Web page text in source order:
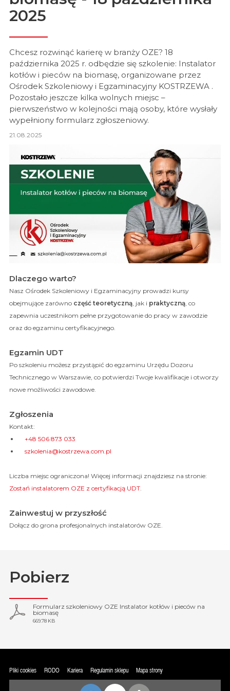
2025
Chcesz rozwinąć karierę w branży OZE? 18
października 2025 r. odbędzie się szkolenie: Instalator
kotłów i pieców na biomasę, organizowane przez
Ośrodek Szkoleniowy i Egzaminacyjny KOSTRZEWA .
Pozostało jeszcze kilka wolnych miejsc –
pierwszeństwo w kolejności mają osoby, które wysłały
wypełniony formularz zgłoszeniowy.
21.08.2025
Dlaczego warto?
Nasz Ośrodek Szkoleniowy i Egzaminacyjny prowadzi kursy
obejmujące zarówno część teoretyczną, jak i praktyczną, co
zapewnia uczestnikom pełne przygotowanie do pracy w zawodzie
oraz do egzaminu certyfikacyjnego.
Egzamin UDT
Po szkoleniu możesz przystąpić do egzaminu Urzędu Dozoru
Technicznego w Warszawie, co potwierdzi Twoje kwalifikacje i otworzy
nowe możliwości zawodowe.
Zgłoszenia
Kontakt:
+48 506 873 033
szkolenia@kostrzewa.com.pl
Liczba miejsc ograniczona! Więcej informacji znajdziesz na stronie:
Zostań instalatorem OZE z certyfikacją UDT.
Zainwestuj w przyszłość
Dołącz do grona profesjonalnych instalatorów OZE.
Pobierz
Formularz szkoleniowy OZE Instalator kotłów i pieców na
biomasę
669.78 KB
Pliki cookies RODO Kariera Regulamin sklepu Mapa strony